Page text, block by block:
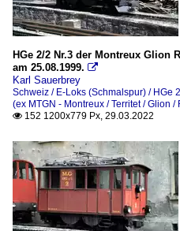
HGe 2/2 Nr.3 der Montreux Glion
am 25.08.1999. 
Karl Sauerbrey
Schweiz / E-Loks (Schmalspur) / HGe
(ex MTGN - Montreux / Territet / Glion
 152 1200x779 Px, 29.03.2022